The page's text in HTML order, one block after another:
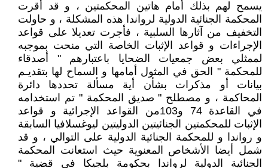
يسمح لهم بذلك أمام هاتين المحكمتين ، و قد أقرت
المحكمة الجنائية الدولية لرواندا هذه المشكلة ، و حاولت
التخفيف من آثارها السلبية ، فأجرت تعديلا على قواعد
الإجراءات و قواعد الإثبات الخاصة التي منحت بموجبه
لممثلي بعض جمعيات الضحايا باعتبارهم " أصدقاء
للمحكمة " الحق في المثول أمامها و السماح لها بتقديـم
بيانات أو مذكرات بشأن أية مسألة تحددها دائرة
المحاكمة ، و مصطلح " صديق المحكمة " تم استخدامه
في القاعدة 74 و103من القواعد الإجرائية و قواعد
الإثبات للمحكمتين الجنائيتين الدوليتين ليوغسلافيا السابقة
و رواندا و للمحكمة الجنائية الدولية على التوالي ، و قد
شمل أيضا الأشخاص المعنوية حيث استعانت المحكمة
الجنائية الدولية لرواندا بحكومة بلجيكا في قضية "